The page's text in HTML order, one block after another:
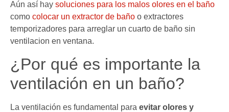
Aún así hay soluciones para los malos olores en el baño
como colocar un extractor de baño o extractores
temporizadores para arreglar un cuarto de baño sin
ventilacion en ventana.
¿Por qué es importante la
ventilación en un baño?
La ventilación es fundamental para evitar olores y